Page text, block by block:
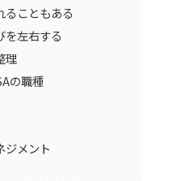
ることもある
を左右する
理
の職種
ジメント